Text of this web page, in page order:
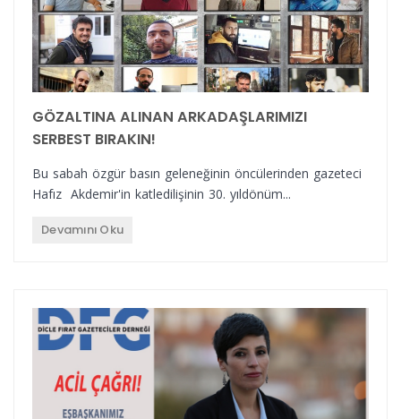
GÖZALTINA ALINAN ARKADAŞLARIMIZI
SERBEST BIRAKIN!
Bu sabah özgür basın geleneğinin öncülerinden gazeteci
Hafız Akdemir'in katledilişinin 30. yıldönüm...
Devamını Oku